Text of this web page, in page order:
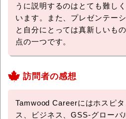
うに説明するのはとても難し
います。また、プレゼンテー
と自分にとっては真新しいも
点の一つです。
訪問者の感想
Tamwood Careerにはホスピ
ス、ビジネス、GSS-グローバ